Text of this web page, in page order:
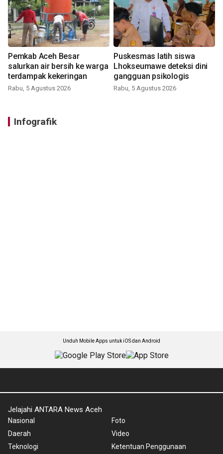
Pemkab Aceh Besar
salurkan air bersih ke warga
terdampak kekeringan
Rabu, 5 Agustus 2026
Puskesmas latih siswa
Lhokseumawe deteksi dini
gangguan psikologis
Rabu, 5 Agustus 2026
Infografik
Unduh Mobile Apps untuk iOS dan Android
Jelajahi ANTARA News Aceh
Nasional
Daerah
Teknologi
Foto
Video
Ketentuan Penggunaan